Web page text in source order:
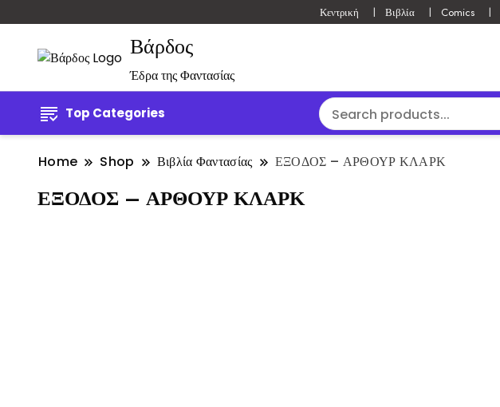
Κεντρική Βιβλία Comics
Βάρδος
Έδρα της Φαντασίας
Top Categories
Home Shop Βιβλία Φαντασίας ΕΞΟΔΟΣ – ΑΡΘΟΥΡ ΚΛΑΡΚ
ΕΞΟΔΟΣ – ΑΡΘΟΥΡ ΚΛΑΡΚ